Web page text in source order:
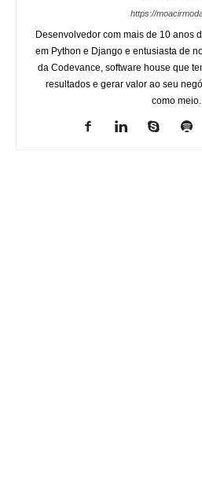
https://
Desenvolvedor com mais de 10 anos
em Python e Django e entusiasta de
da Codevance, software house que
resultados e gerar valor ao seu
como meio.